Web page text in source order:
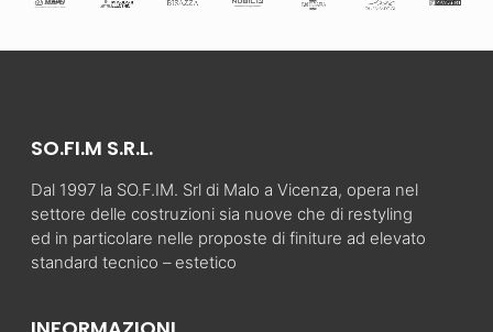
SO.FI.M S.R.L.
Dal 1997 la SO.F.IM. Srl di Malo a Vicenza, opera nel
settore delle costruzioni sia nuove che di restyling
ed in particolare nelle proposte di finiture ad elevato
standard tecnico – estetico